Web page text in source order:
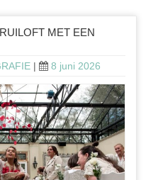
MET EEN
| 8 juni 2026